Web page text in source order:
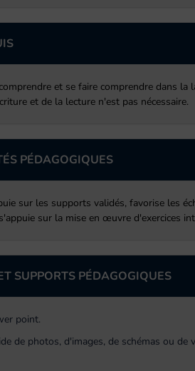
et se faire comprendre dans
et de la lecture n'est pas nécessaire.
PÉDAGOGIQUES
sur les supports validés, favorise les
sur la mise en œuvre d'exercices
SUPPORTS PÉDAGOGIQUES
point.
de photos, d'images, de schémas ou de